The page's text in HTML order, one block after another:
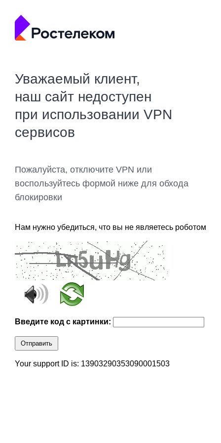
Уважаемый клиент,
наш сайт недоступен
при использовании VPN
сервисов
Пожалуйста, отключите VPN или
воспользуйтесь формой ниже для обхода
блокировки
Нам нужно убедиться, что вы не являетесь роботом
Введите код с картинки:
Отправить
Your support ID is: 13903290353090001503